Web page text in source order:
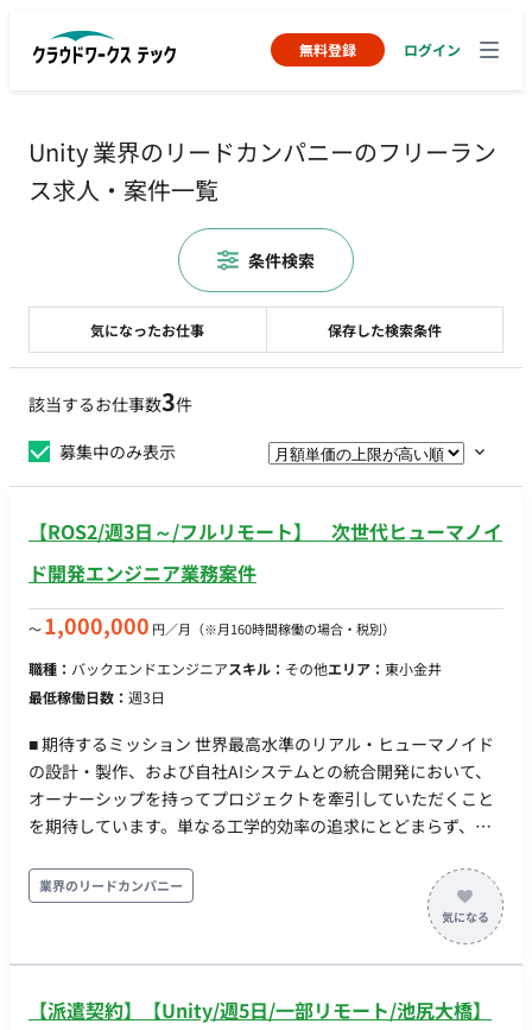
無料登録 ログイン
Unity 業界のリードカンパニーのフリーラン
ス求人・案件一覧
該当するお仕事数3件
募集中のみ表示
【ROS2/週3日～/フルリモート】 次世代ヒューマノイ
ド開発エンジニア業務案件
〜1,000,000 円／月 （※月160時間稼働の場合・税別）
職種： バックエンドエンジニアスキル： その他エリア： 東小金井
最低稼働日数： 週3日
■ 期待するミッション 世界最高水準のリアル・ヒューマノイド
の設計・製作、および自社AIシステムとの統合開発において、
オーナーシップを持ってプロジェクトを牽引していただくこと
を期待しています。単なる工学的効率の追求にとどまらず、社
な振る舞いの実現に貢献していただきます。 【次世代ヒューマ
ノイドのハードウェア制御・駆動設計】 人間のような滑らかで
自然な動作を実現するための機構・駆動系を緻密にコントロー
ルするシステム・ロジックの設計、および表情を再現する顔面
精密設計を行います。 【Physical AI システムの統合とデータ通
業界のリードカンパニー
【派遣契約】【Unity/週5日/一部リモート/池尻大橋】
気になったお仕事 保存した検索条件
条件検索